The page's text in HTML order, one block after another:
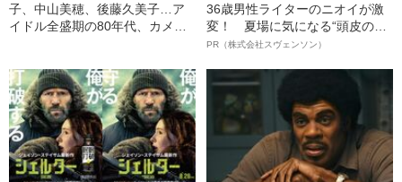
子、中山美穂、後藤久美子…ア
イドル全盛期の80年代、カメラ
36歳男性ライターのニオイが激
変！ 夏場に気になる“頭皮のニ
オイ”や“ベタつき”を解消す
ト”が生み出した徹底ケアとは
PR（株式会社スヴェンソン）